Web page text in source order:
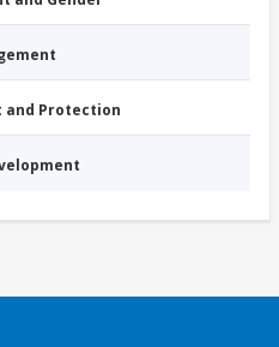
and Protection